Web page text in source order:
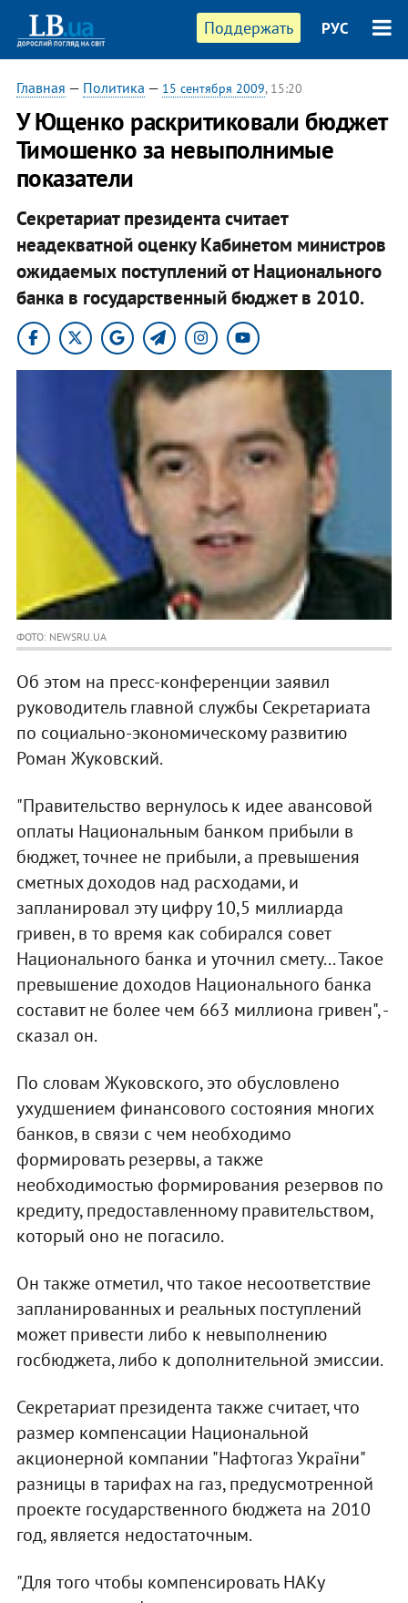
Поддержать РУС
Главная — Политика — 15 сентября 2009, 15:20
У Ющенко раскритиковали бюджет
Тимошенко за невыполнимые
показатели
Секретариат президента считает
неадекватной оценку Кабинетом министров
ожидаемых поступлений от Национального
банка в государственный бюджет в 2010.
ФОТО: NEWSRU.UA
Об этом на пресс-конференции заявил
руководитель главной службы Секретариата
по социально-экономическому развитию
Роман Жуковский.
"Правительство вернулось к идее авансовой
оплаты Национальным банком прибыли в
бюджет, точнее не прибыли, а превышения
сметных доходов над расходами, и
запланировал эту цифру 10,5 миллиарда
гривен, в то время как собирался совет
Национального банка и уточнил смету... Такое
превышение доходов Национального банка
составит не более чем 663 миллиона гривен", -
сказал он.
По словам Жуковского, это обусловлено
ухудшением финансового состояния многих
банков, в связи с чем необходимо
формировать резервы, а также
необходимостью формирования резервов по
кредиту, предоставленному правительством,
который оно не погасило.
Он также отметил, что такое несоответствие
запланированных и реальных поступлений
может привести либо к невыполнению
госбюджета, либо к дополнительной эмиссии.
Секретариат президента также считает, что
размер компенсации Национальной
акционерной компании "Нафтогаз України"
разницы в тарифах на газ, предусмотренной
проекте государственного бюджета на 2010
год, является недостаточным.
"Для того чтобы компенсировать НАКу